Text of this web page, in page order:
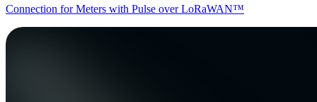
Connection for Meters with Pulse over LoRaWAN™